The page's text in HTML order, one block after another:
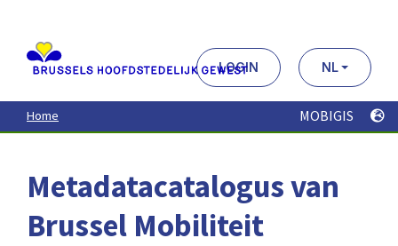
contenu
principal
LOGIN NL
Home MOBIGIS
Metadatacatalogus van
Brussel Mobiliteit